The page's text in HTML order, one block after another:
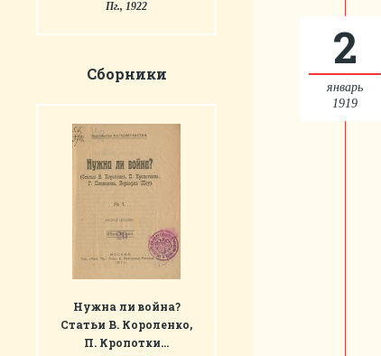
Пг., 1922
Сборники
Нужна ли война?
Статьи В. Короленко,
П. Кропотки…
2
январь
1919